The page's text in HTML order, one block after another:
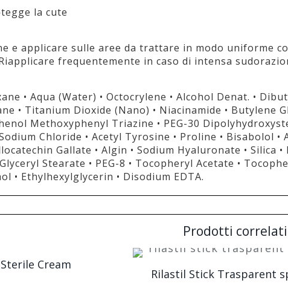
la cute
e applicare sulle aree da trattare in modo uniforme
frequentemente in caso di intensa
• Aqua (Water) • Octocrylene • Alcohol Denat. •
• Titanium Dioxide (Nano) • Niacinamide • Butylene
Methoxyphenyl Triazine • PEG-30
Chloride • Acetyl Tyrosine • Proline • Bisabolol
Gallate • Algin • Sodium Hyaluronate • Silica
Stearate • PEG-8 • Tocopheryl Acetate •
• Ethylhexylglycerin • Disodium EDTA.
Prodotti correlati
Cream
Rilastil Stick Trasparent